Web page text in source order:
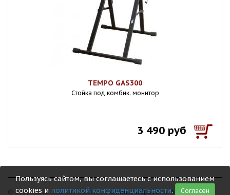
TEMPO GAS300
Стойка под комбик. монитор
3 490 руб
© 1999 - 2026 Shamray Guitars /Политика обработки персональных
Пользуясь сайтом, вы соглашаетесь с использованием
cookies и политикой конфиденциальности. Согласен